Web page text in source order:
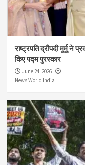
राष्ट्रपति द्रौपदी मुर्मु ने
किए पद्म पुरस्कार
June 24, 2026
News World India